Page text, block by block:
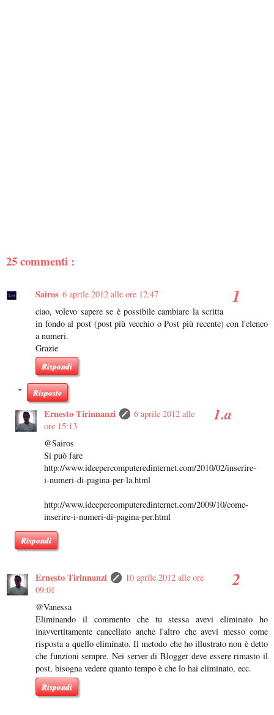
25 commenti :
Sairos 6 aprile 2012 alle ore 12:47
ciao, volevo sapere se è possibile cambiare la scritta
in fondo al post (post più vecchio o Post più recente) con l'elenco
a numeri.
Grazie
Rispondi
Risposte
Ernesto Tirinnanzi
6 aprile 2012 alle
ore 15:13
@Sairos
Si può fare
http://www.ideepercomputeredinternet.com/2010/02/inserire-
i-numeri-di-pagina-per-la.html
http://www.ideepercomputeredinternet.com/2009/10/come-
inserire-i-numeri-di-pagina-per.html
Rispondi
Ernesto Tirinnanzi
10 aprile 2012 alle ore
09:01
@Vanessa
Eliminando il commento che tu stessa avevi eliminato ho
inavvertitamente cancellato anche l'altro che avevi messo come
risposta a quello eliminato. Il metodo che ho illustrato non è detto
che funzioni sempre. Nei server di Blogger deve essere rimasto il
post, bisogna vedere quanto tempo è che lo hai eliminato, ecc.
Rispondi